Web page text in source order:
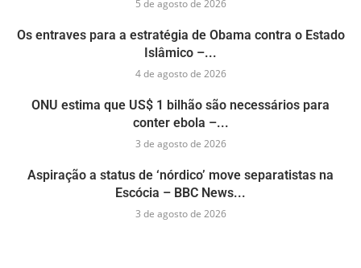
5 de agosto de 2026
Os entraves para a estratégia de Obama contra o Estado
Islâmico –...
4 de agosto de 2026
ONU estima que US$ 1 bilhão são necessários para
conter ebola –...
3 de agosto de 2026
Aspiração a status de ‘nórdico’ move separatistas na
Escócia – BBC News...
3 de agosto de 2026